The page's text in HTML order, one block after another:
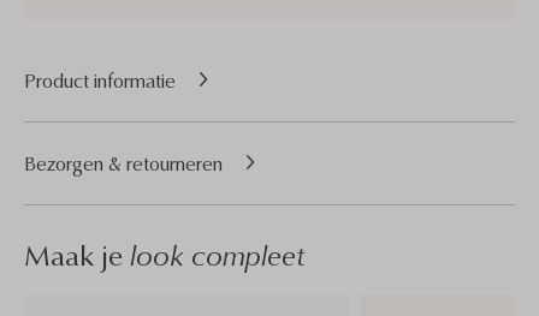
Product informatie
Bezorgen & retourneren
Maak je look compleet